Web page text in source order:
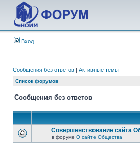
Вход
Сообщения без ответов | Активные темы
Список форумов
Сообщения без ответов
Совершенствование сайта
в форуме О сайте Общества